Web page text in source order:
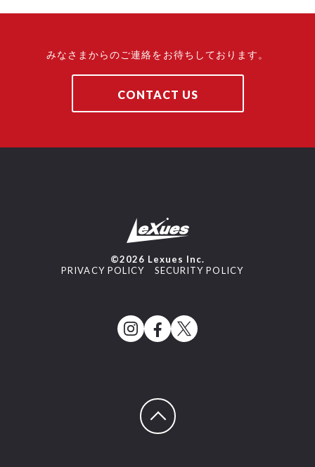
みなさまからのご連絡をお待ちしております。
CONTACT US
©2026 Lexues Inc.
PRIVACY POLICY
SECURITY POLICY
ページトップへ戻る